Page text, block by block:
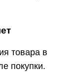
товара в
покупки.